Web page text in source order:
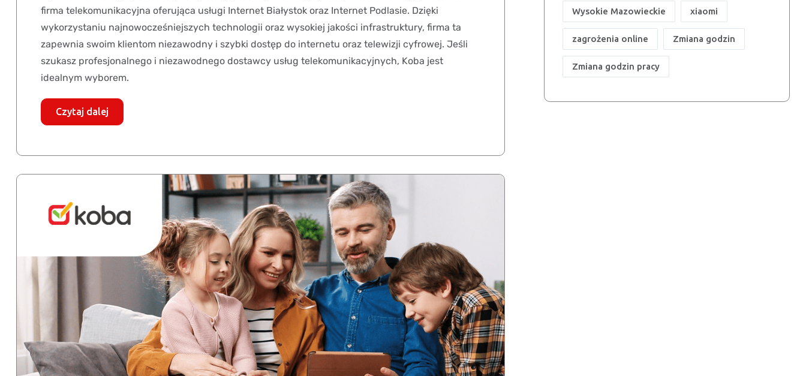
firma telekomunikacyjna oferująca usługi Internet Białystok oraz Internet Podlasie. Dzięki
wykorzystaniu najnowocześniejszych technologii oraz wysokiej jakości infrastruktury, firma ta
zapewnia swoim klientom niezawodny i szybki dostęp do internetu oraz telewizji cyfrowej. Jeśli
szukasz profesjonalnego i niezawodnego dostawcy usług telekomunikacyjnych, Koba jest
idealnym wyborem.
Czytaj dalej
Wysokie Mazowieckie xiaomi
zagrożenia online Zmiana godzin
Zmiana godzin pracy